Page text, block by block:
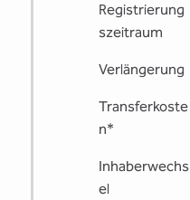
Registrierung
s­zeitraum
Verlängerung
Transferkoste
n*
Inhaberwechs
el